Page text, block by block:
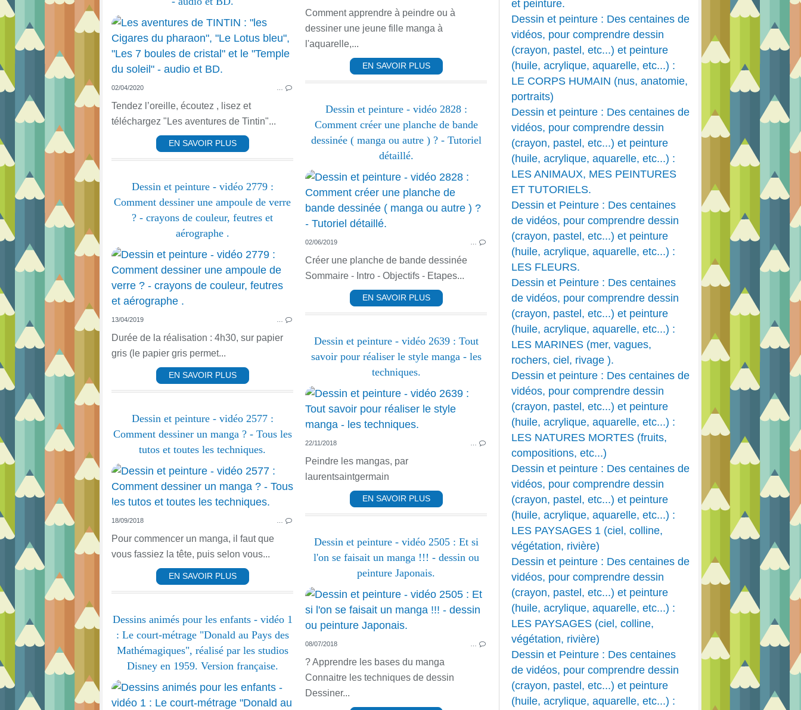
Comment apprendre à peindre ou à
dessiner une jeune fille manga à
l'aquarelle,...
EN SAVOIR PLUS
DIVERS
LIVRES
02/04/2020
Tendez l’oreille, écoutez , lisez et
téléchargez "Les aventures de Tintin"...
EN SAVOIR PLUS
Dessin et peinture - vidéo 2828 :
Comment créer une planche de bande
dessinée ( manga ou autre ) ? - Tutoriel
détaillé.
02/06/2019
Créer une planche de bande dessinée
Sommaire - Intro - Objectifs - Etapes...
EN SAVOIR PLUS
Dessin et peinture - vidéo 2779 :
Comment dessiner une ampoule de verre
? - crayons de couleur, feutres et
aérographe .
FLEURS
DESSIN ANIMÉ
MIXED MEDIA
PASTEL DESSIN ET FUSAIN
13/04/2019
Durée de la réalisation : 4h30, sur papier
gris (le papier gris permet...
EN SAVOIR PLUS
Dessin et peinture - vidéo 2639 : Tout
savoir pour réaliser le style manga - les
techniques.
DESSIN ANIMÉ
TECHNIQUES PEINTURE
22/11/2018
Peindre les mangas, par
laurentsaintgermain
EN SAVOIR PLUS
Dessin et peinture - vidéo 2577 :
Comment dessiner un manga ? - Tous les
tutos et toutes les techniques.
PASTEL DESSIN ET FUSAIN
DESSIN ANIMÉ
CORPS HUMAIN
18/09/2018
Pour commencer un manga, il faut que
vous fassiez la tête, puis selon vous...
EN SAVOIR PLUS
Dessin et peinture - vidéo 2505 : Et si
l'on se faisait un manga !!! - dessin ou
peinture Japonais.
CORPS HUMAIN
TECHNIQUES PEINTURE
DESSIN ANIMÉ
08/07/2018
? Apprendre les bases du manga
Connaitre les techniques de dessin
Dessiner...
Dessins animés pour les enfants - vidéo 1
: Le court-métrage "Donald au Pays des
Mathémagiques", réalisé par les studios
Disney en 1959. Version française.
et peinture.
Dessin et peinture : Des centaines de
vidéos, pour comprendre dessin
(crayon, pastel, etc...) et peinture
(huile, acrylique, aquarelle, etc...) :
LE CORPS HUMAIN (nus, anatomie,
portraits)
Dessin et peinture : Des centaines de
vidéos, pour comprendre dessin
(crayon, pastel, etc...) et peinture
(huile, acrylique, aquarelle, etc...) :
LES ANIMAUX, MES PEINTURES
ET TUTORIELS.
Dessin et Peinture : Des centaines
de vidéos, pour comprendre dessin
(crayon, pastel, etc...) et peinture
(huile, acrylique, aquarelle, etc...) :
LES FLEURS.
Dessin et Peinture : Des centaines
de vidéos, pour comprendre dessin
(crayon, pastel, etc...) et peinture
(huile, acrylique, aquarelle, etc...) :
LES MARINES (mer, vagues,
rochers, ciel, rivage ).
Dessin et peinture : Des centaines de
vidéos, pour comprendre dessin
(crayon, pastel, etc...) et peinture
(huile, acrylique, aquarelle, etc...) :
LES NATURES MORTES (fruits,
compositions, etc...)
Dessin et peinture : Des centaines de
vidéos, pour comprendre dessin
(crayon, pastel, etc...) et peinture
(huile, acrylique, aquarelle, etc...) :
LES PAYSAGES 1 (ciel, colline,
végétation, rivière)
Dessin et peinture : Des centaines de
vidéos, pour comprendre dessin
(crayon, pastel, etc...) et peinture
(huile, acrylique, aquarelle, etc...) :
LES PAYSAGES (ciel, colline,
végétation, rivière)
Dessin et Peinture : Des centaines
de vidéos, pour comprendre dessin
(crayon, pastel, etc...) et peinture
(huile, acrylique, aquarelle, etc...) :